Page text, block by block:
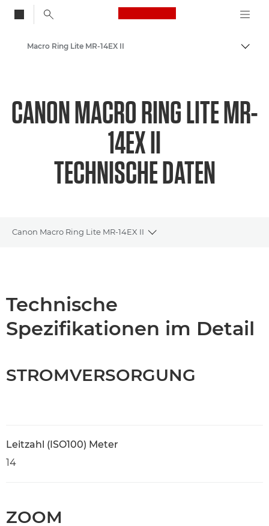
Canon Logo, back
Auf
Macro Ring Lite MR-14EX II
CANON MACRO RING LITE MR-
14EX II
TECHNISCHE DATEN
Canon Macro Ring Lite MR-14EX II
Toggle breadcrumbs
Support
Technische
Spezifikationen im Detail
STROMVERSORGUNG
Leitzahl (ISO100) Meter
14
ZOOM